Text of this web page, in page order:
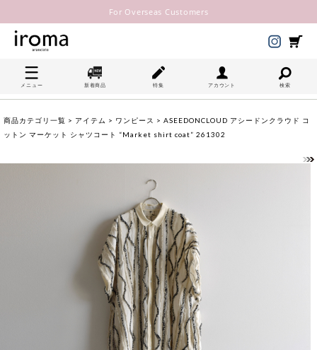
For Overseas Customers
メニュー 新着商品 特集 アカウント 検索
商品カテゴリ一覧 > アイテム > ワンピース > ASEEDONCLOUD アシードンクラウド コ
ットン マーケット シャツコート “Market shirt coat” 261302